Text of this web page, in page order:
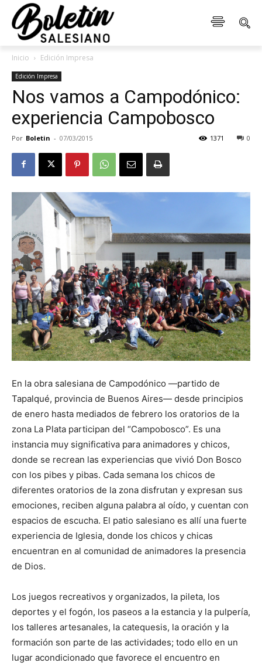
Inicio Edición Impresa
Edición Impresa
Nos vamos a Campodónico:
experiencia Campobosco
Por Boletin - 07/03/2015 0
1371
En la obra salesiana de Campodónico —partido de
Tapalqué, provincia de Buenos Aires— desde principios
de enero hasta mediados de febrero los oratorios de la
zona La Plata participan del “Campobosco”. Es una
instancia muy significativa para animadores y chicos,
donde se recrean las experiencias que vivió Don Bosco
con los pibes y pibas. Cada semana los chicos de
diferentes oratorios de la zona disfrutan y expresan sus
emociones, reciben alguna palabra al oído, y cuentan con
espacios de escucha. El patio salesiano es allí una fuerte
experiencia de Iglesia, donde los chicos y chicas
encuentran en al comunidad de animadores la presencia
de Dios.
Los juegos recreativos y organizados, la pileta, los
deportes y el fogón, los paseos a la estancia y la pulpería,
los talleres artesanales, la catequesis, la oración y la
formación son parte de las actividades; todo ello en un
lugar acondicionado que favorece el encuentro en